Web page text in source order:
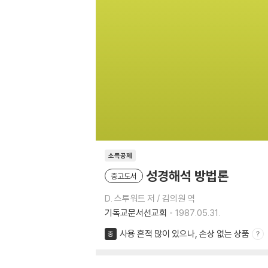
소득공제
중고도서 성경해석 방법론
D. 스투워트 저 / 김의원 역
기독교문서선교회
1987.05.31.
중 사용 흔적 많이 있으나, 손상 없는 상품